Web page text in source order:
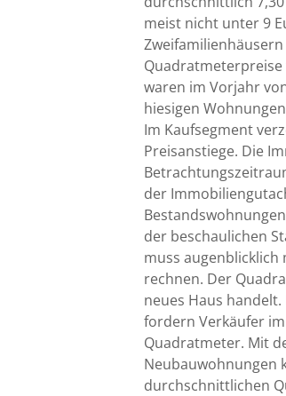
meist nicht unter 9
waren im Vorjahr
hiesigen
Im Kaufsegment
Preisanstiege. Die
der
der beschaulichen
muss
rechnen. Der
neues Haus
fordern Verkäufer
Quadratmeter. Mit
Neubauwohnungen
durchschnittlichen